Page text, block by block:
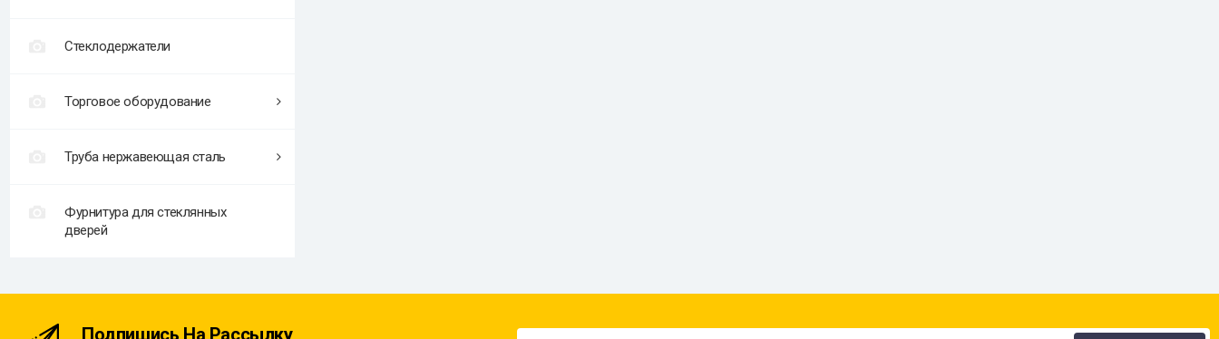
Стеклодержатели
Торговое оборудование
Труба нержавеющая сталь
Фурнитура для стеклянных
дверей
Подпишись На Рассылку